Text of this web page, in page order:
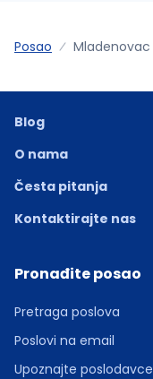
Posao Mladenovac
Blog
O nama
Česta pitanja
Kontaktirajte nas
Pronađite posao
Pretraga poslova
Poslovi na email
Upoznajte poslodavce